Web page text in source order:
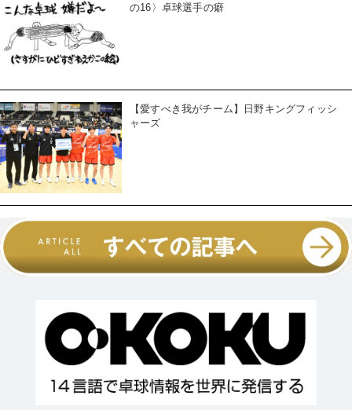
の16〉卓球選手の癖
【愛すべき我がチーム】日野キングフィッシ
ャーズ